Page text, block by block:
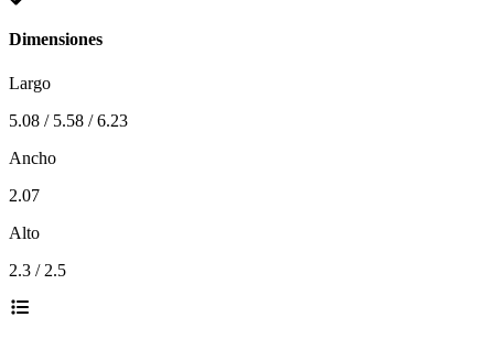
Dimensiones
Largo
5.08 / 5.58 / 6.23
Ancho
2.07
Alto
2.3 / 2.5